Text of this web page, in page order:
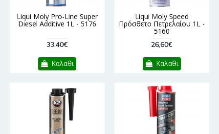
Liqui Moly Pro-Line Super
Diesel Additive 1L - 5176
33,40€
Καλαθι
Liqui Moly Speed
Πρόσθετο Πετρελαίου 1L -
5160
26,60€
Καλαθι